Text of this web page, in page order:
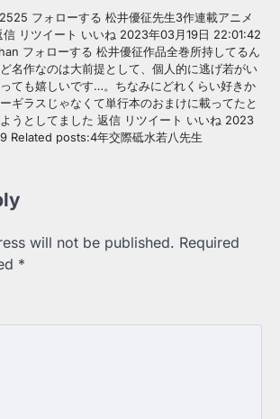
フォローする 松井優征先生3作連載アニメ
信 リツイート いいね 2023年03月19日 22:01:42
フォローする 松井優征作品全巻所持してるん
名作なのは大前提として、個人的に逃げ若がい
ても嬉しいです…。ちなみにどれくらい好きか
ギラスじゃなくて単行本のおまけに載ってたと
うとしてました 返信 リツイート いいね 2023
Related posts:4年交際砥水若八先生
will not be published. Required
*